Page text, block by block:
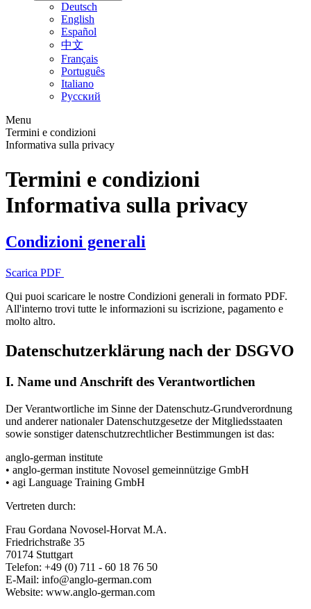
Deutsch
English
Español
中文
Français
Português
Italiano
Русский
Menu
Termini e condizioni
Informativa sulla privacy
Termini e condizioni
Informativa sulla privacy
Condizioni generali
Scarica PDF
Qui puoi scaricare le nostre Condizioni generali in formato PDF.
All'interno trovi tutte le informazioni su iscrizione, pagamento e
molto altro.
Datenschutzerklärung nach der DSGVO
I. Name und Anschrift des Verantwortlichen
Der Verantwortliche im Sinne der Datenschutz-Grundverordnung
und anderer nationaler Datenschutzgesetze der Mitgliedsstaaten
sowie sonstiger datenschutzrechtlicher Bestimmungen ist das:
anglo-german institute
• anglo-german institute Novosel gemeinnützige GmbH
• agi Language Training GmbH
Vertreten durch:
Frau Gordana Novosel-Horvat M.A.
Friedrichstraße 35
70174 Stuttgart
Telefon: +49 (0) 711 - 60 18 76 50
E-Mail: info@anglo-german.com
Website: www.anglo-german.com